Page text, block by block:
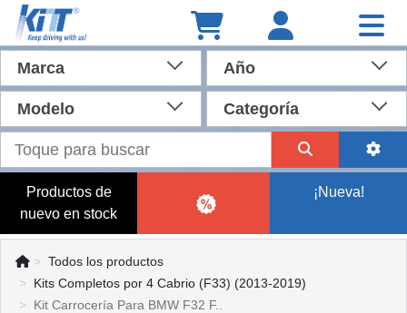
Marca Año
Modelo Categoría
Productos de
nuevo en stock
¡Nueva!
Todos los productos
Kits Completos por 4 Cabrio (F33) (2013-2019)
Kit Carrocería Para BMW F32 F..